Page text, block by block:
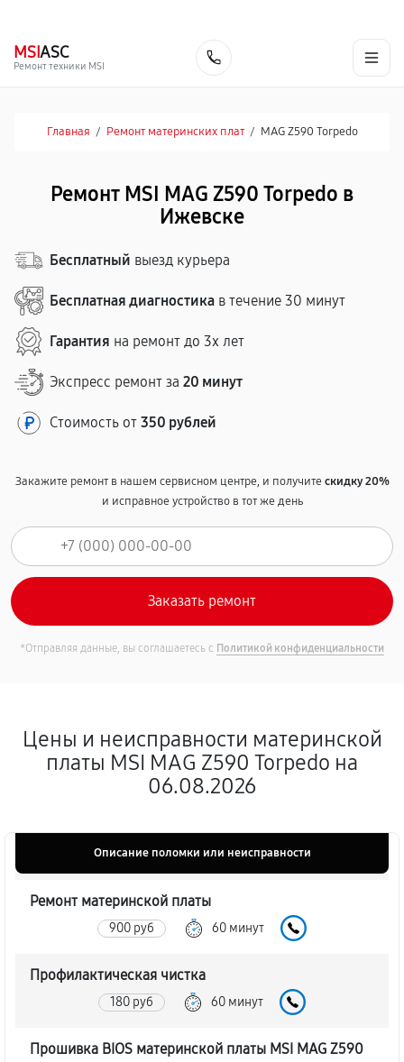
MSIASC
Ремонт техники MSI
Главная / Ремонт материнских плат / MAG Z590 Torpedo
Ремонт MSI MAG Z590 Torpedo в
Ижевске
Бесплатный выезд курьера
Бесплатная диагностика в течение 30 минут
Гарантия на ремонт до 3х лет
Экспресс ремонт за 20 минут
Стоимость от 350 рублей
Закажите ремонт в нашем сервисном центре, и получитескидку 20%
и исправное устройство в тот же день
*Отправляя данные, вы соглашаетесь с Политикой конфиденциальности
Цены и неисправности материнской
платы MSI MAG Z590 Torpedo на
06.08.2026
Описание поломки или неисправности
Ремонт материнской платы
900 руб 60 минут
Профилактическая чистка
180 руб 60 минут
Прошивка BIOS материнской платы MSI MAG Z590